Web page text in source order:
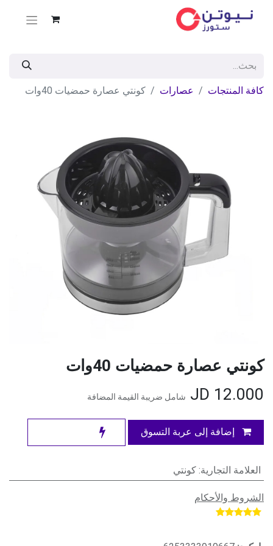
كافة المنتجات عصارات كونتي عصارة حمضيات 40وات
كونتي عصارة حمضيات 40وات
12.000
شامل ضريبة القيمة المضافة
إضافة إلى عربة التسوق
العلامة التجارية: كونتي
الشروط والأحكام